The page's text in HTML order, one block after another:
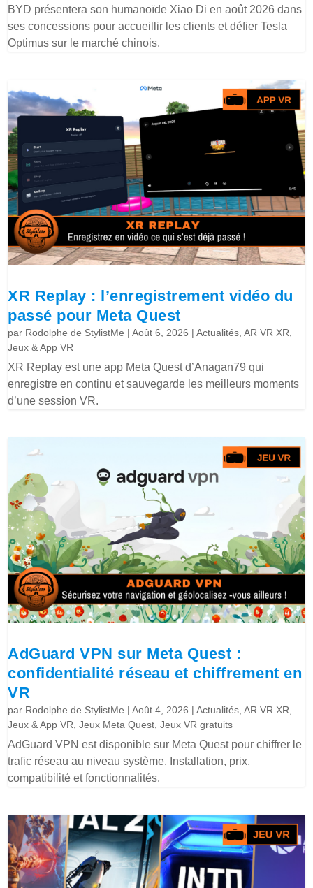
BYD présentera son humanoïde Xiao Di en août 2026 dans
ses concessions pour accueillir les clients et défier Tesla
Optimus sur le marché chinois.
XR Replay : l’enregistrement vidéo du
passé pour Meta Quest
par Rodolphe de StylistMe |Août 6, 2026 |Actualités ,AR VR XR
Jeux & App VR
XR Replay est une app Meta Quest d’Anagan79 qui
enregistre en continu et sauvegarde les meilleurs moments
d’une session VR.
AdGuard VPN sur Meta Quest :
confidentialité réseau et chiffrement en
VR
par Rodolphe de StylistMe |Août 4, 2026 |Actualités ,AR VR XR
Jeux & App VR ,Jeux Meta Quest ,Jeux VR gratuits
AdGuard VPN est disponible sur Meta Quest pour chiffrer le
trafic réseau au niveau système. Installation, prix,
compatibilité et fonctionnalités.